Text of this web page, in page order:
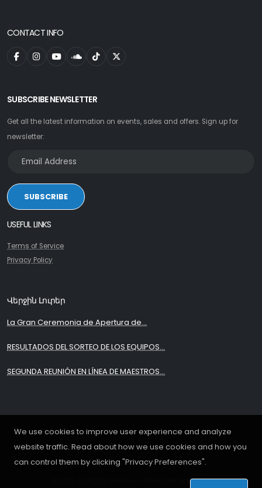
We use cookies to improve user experience and analyze
website traffic. Read about how we use cookies and how you
can control them by clicking "Privacy Preferences".
CONTACT INFO
SUBSCRIBE NEWSLETTER
Get all the latest information on events, sales and offers. Sign up for
newsletter:
SUBSCRIBE
USEFUL LINKS
Terms of Service
Privacy Policy
Վերջին Լուրեր
La Gran Ceremonia de Apertura de...
RESULTADOS DEL SORTEO DE LOS EQUIPOS...
SEGUNDA REUNIÓN EN LÍNEA DE MAESTROS...
iDoWeb